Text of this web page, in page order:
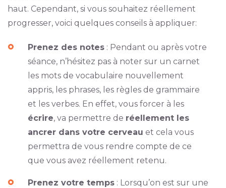
haut. Cependant, si vous souhaitez réellement
progresser, voici quelques conseils à appliquer:
Prenez des notes: Pendant ou après votre
séance, n’hésitez pas à noter sur un carnet
les mots de vocabulaire nouvellement
appris, les phrases, les règles de grammaire
et les verbes. En effet, vous forcer à les
écrire, va permettre de réellement les
ancrer dans votre cerveau et cela vous
permettra de vous rendre compte de ce
que vous avez réellement retenu.
Prenez votre temps: Lorsqu’on est sur une